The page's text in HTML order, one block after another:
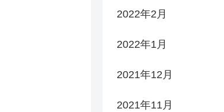
2022年2月
2022年1月
2021年12月
2021年11月